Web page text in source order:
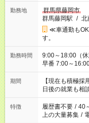
勤務地
群馬県藤岡市
群馬藤岡駅 / 北
≪車通勤も
す。
勤務時間
9:00～18:00（休憩60分） ■ご希望があ
早番 7:00～16:00 遅番
い」 「余裕を持
たくない」 など、
の方へ 今ご覧の
の勤務時間。 合
期間
【現在も積極
日後の就業も相
特徴 履歴書不要 / 40
上の大量募集 /